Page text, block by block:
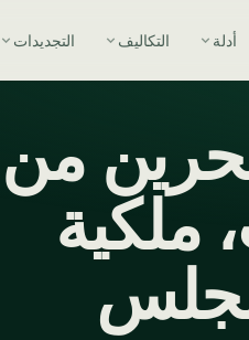
أدلة التكاليف التجديدات
من
ملكية